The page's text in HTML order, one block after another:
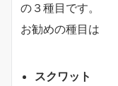
の３種目です。
お勧めの種目は
スクワット